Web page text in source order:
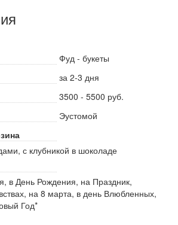
Фуд - букеты
за 2-3 дня
3500 - 5500 руб.
Эустомой
с клубникой в шоколаде
в День Рождения, на Праздник,
на 8 марта, в день Влюбленных,
Год*